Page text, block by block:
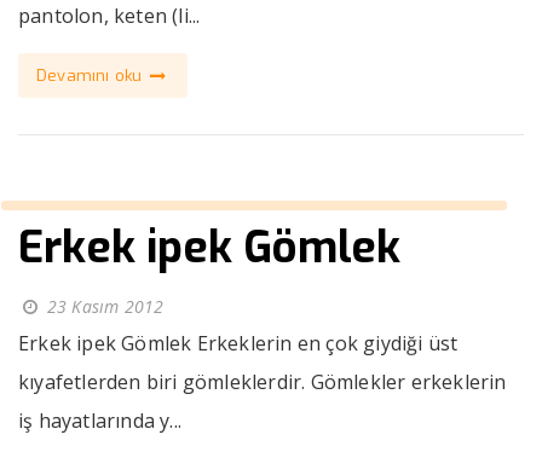
pantolon, keten (li...
Devamını oku
Erkek ipek Gömlek
23 Kasım 2012
Erkek ipek Gömlek Erkeklerin en çok giydiği üst
kıyafetlerden biri gömleklerdir. Gömlekler erkeklerin
iş hayatlarında y...